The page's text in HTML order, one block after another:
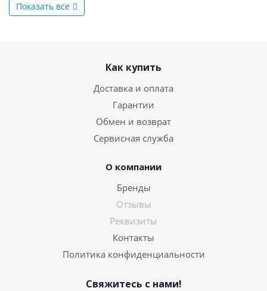
Показать все
Как купить
Доставка и оплата
Гарантии
Обмен и возврат
Сервисная служба
О компании
Бренды
Отзывы
Реквизиты
Контакты
Политика конфиденциальности
Свяжитесь с нами!